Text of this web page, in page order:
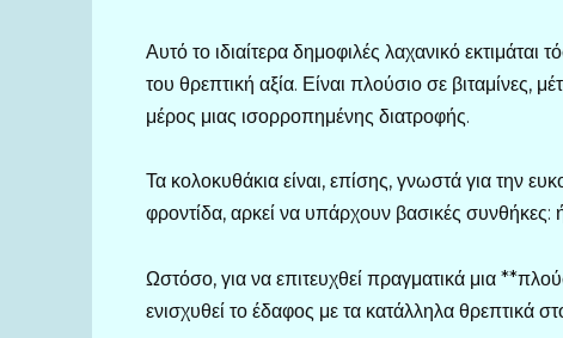
Αυτό το ιδιαίτερα δημοφιλές λαχανικό
του θρεπτική αξία. Είναι πλούσιο σε βιταμίνες,
μέρος μιας ισορροπημένης διατροφής.
Τα κολοκυθάκια είναι, επίσης, γνωστά για την
φροντίδα, αρκεί να υπάρχουν βασικές συνθήκες:
Ωστόσο, για να επιτευχθεί πραγματικά μια
ενισχυθεί το έδαφος με τα κατάλληλα θρεπτικά